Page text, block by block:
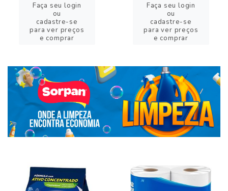
Faça seu login
ou
cadastre-se
para ver preços
e comprar
Faça seu login
ou
cadastre-se
para ver preços
e comprar